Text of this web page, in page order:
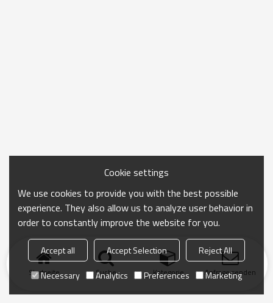
Startseite Suche Kategorie Anfrage senden
Cookie settings
We use cookies to provide you with the best possible
experience. They also allow us to analyze user behavior in
order to constantly improve the website for you.
Accept all Accept Selection
Reject All
Necessary
Analytics Preferences Marketing